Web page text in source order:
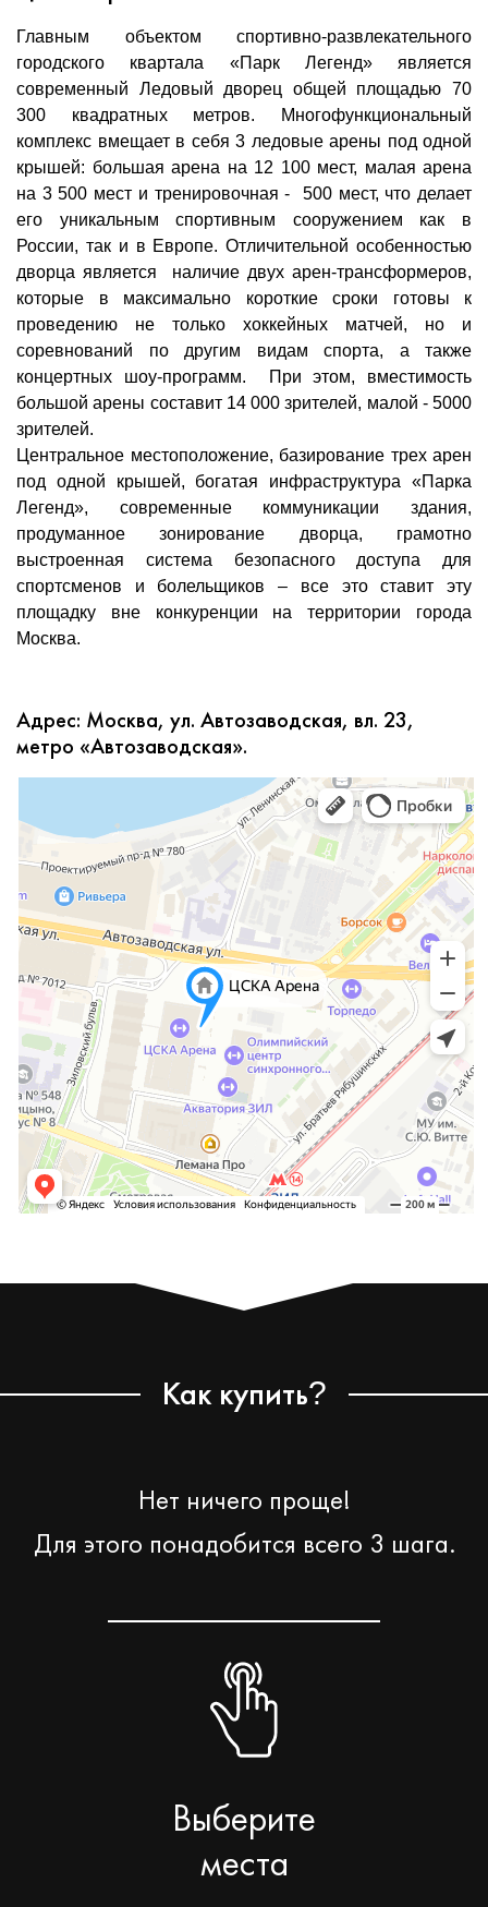
Главным объектом спортивно-развлекательного
городского квартала «Парк Легенд» является
современный Ледовый дворец общей площадью 70
300 квадратных метров. Многофункциональный
комплекс вмещает в себя 3 ледовые арены под одной
крышей: большая арена на 12 100 мест, малая арена
на 3 500 мест и тренировочная - 500 мест, что делает
его уникальным спортивным сооружением как в
России, так и в Европе. Отличительной особенностью
дворца является наличие двух арен-трансформеров,
которые в максимально короткие сроки готовы к
проведению не только хоккейных матчей, но и
соревнований по другим видам спорта, а также
концертных шоу-программ. При этом, вместимость
большой арены составит 14 000 зрителей, малой - 5000
зрителей.
Центральное местоположение, базирование трех арен
под одной крышей, богатая инфраструктура «Парка
Легенд», современные коммуникации здания,
продуманное зонирование дворца, грамотно
выстроенная система безопасного доступа для
спортсменов и болельщиков – все это ставит эту
площадку вне конкуренции на территории города
Москва.
Адрес: Москва, ул. Автозаводская, вл. 23,
метро «Автозаводская».
Как купить?
Нет ничего проще!
Для этого понадобится всего 3 шага.
Выберите
места